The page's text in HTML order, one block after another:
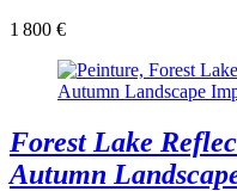
1 800 €
Forest Lake
Autumn